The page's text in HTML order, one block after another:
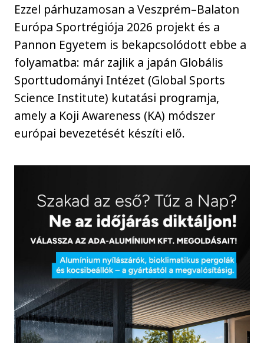
Ezzel párhuzamosan a Veszprém–Balaton
Európa Sportrégiója 2026 projekt és a
Pannon Egyetem is bekapcsolódott ebbe a
folyamatba: már zajlik a japán Globális
Sporttudományi Intézet (Global Sports
Science Institute) kutatási programja,
amely a Koji Awareness (KA) módszer
európai bevezetését készíti elő.